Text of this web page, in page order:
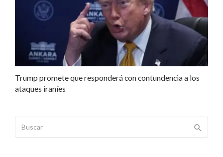
Trump promete que responderá con contundencia a los
ataques iraníes